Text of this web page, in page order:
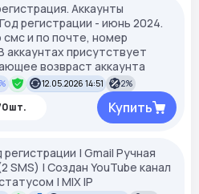
Аккаунты
регистрации - июнь 2024.
и по почте, номер
аккаунтах присутствует
возвраст аккаунта
12.05.2026 14:51 2%
Купить
регистрации | Gmail Ручная
SMS) | Создан YouTube канал
| MIX IP